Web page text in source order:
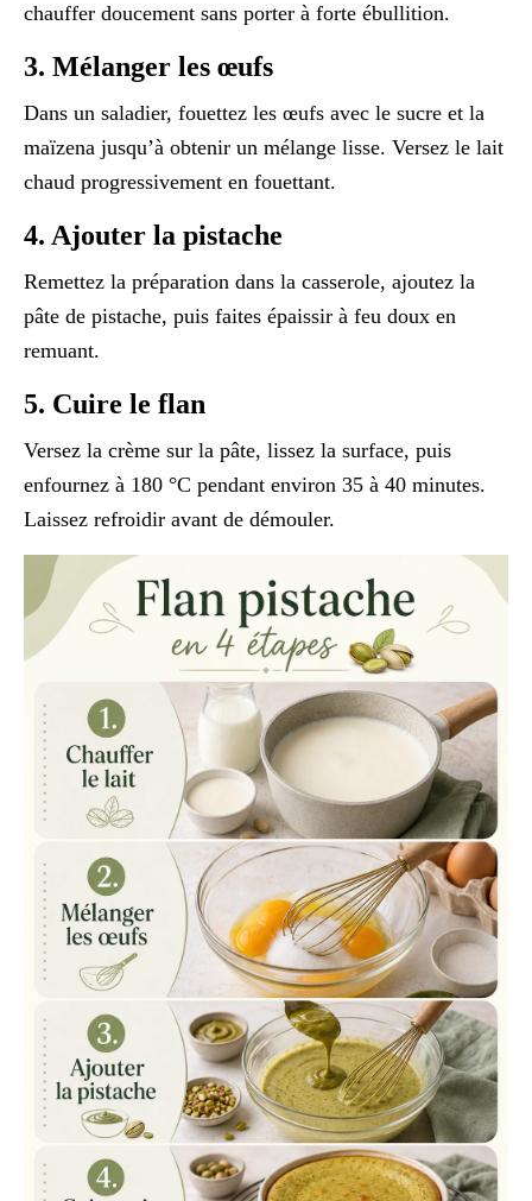
chauffer doucement sans porter à forte ébullition.
3. Mélanger les œufs
Dans un saladier, fouettez les œufs avec le sucre et la
maïzena jusqu’à obtenir un mélange lisse. Versez le lait
chaud progressivement en fouettant.
4. Ajouter la pistache
Remettez la préparation dans la casserole, ajoutez la
pâte de pistache, puis faites épaissir à feu doux en
remuant.
5. Cuire le flan
Versez la crème sur la pâte, lissez la surface, puis
enfournez à 180 °C pendant environ 35 à 40 minutes.
Laissez refroidir avant de démouler.